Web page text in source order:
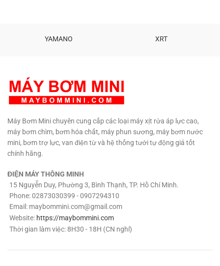
YAMANO XRT
Máy Bơm Mini chuyên cung cấp các loại máy xịt rửa áp lực cao,
máy bơm chìm, bơm hóa chất, máy phun sương, máy bơm nước
mini, bơm trợ lực, van điện từ và hệ thống tưới tự động giá tốt
chính hãng.
ĐIỆN MÁY THÔNG MINH
15 Nguyễn Duy, Phường 3, Bình Thạnh, TP. Hồ Chí Minh.
Phone: 02873030399 - 0907294310
Email: maybommini.com@gmail.com
Website: https://maybommini.com
Thời gian làm việc: 8H30 - 18H (CN nghỉ)